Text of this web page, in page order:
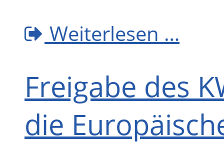
Weiterlesen …
Freigabe des
die